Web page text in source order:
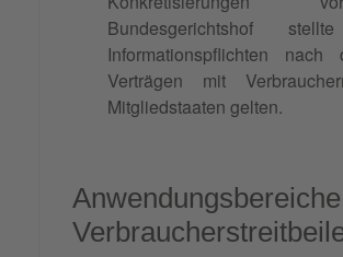
Bundesgerichtshof
Informationspflichten
Verträgen mit
Mitgliedstaaten gelten.